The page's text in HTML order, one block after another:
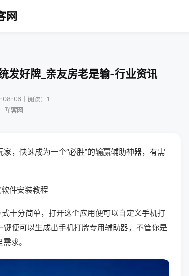
网
发好牌_亲友房老是输-行业资讯
08-06｜阅读：1
吖客网
，快速成为一个“必胜”的输赢辅助神器，有需
件安装教程
十分简单，打开这个应用便可以自定义手机打
便可以生成出手机打牌专用辅助器，不管你是
求。